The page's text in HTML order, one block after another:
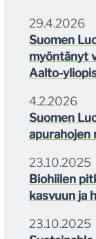
Suomen
myöntänyt
Aalto-
29.4.2026
Suomen
apurahojen
4.2.2026
Biohiilen
kasvuun ja
23.10.2025
23.10.2025